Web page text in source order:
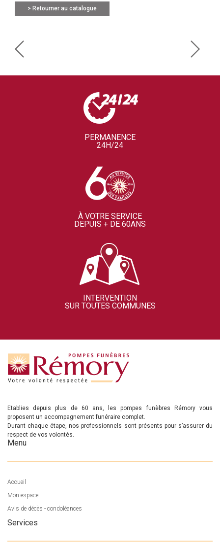
> Retourner au catalogue
PERMANENCE
24H/24
À VOTRE SERVICE
DEPUIS + DE 60ANS
INTERVENTION
SUR TOUTES COMMUNES
Etablies depuis plus de 60 ans, les pompes funèbres Rémory vous
proposent un accompagnement funéraire complet.
Durant chaque étape, nos professionnels sont présents pour s’assurer du
respect de vos volontés.
Menu
Accueil
Mon espace
Avis de décès - condoléances
Services